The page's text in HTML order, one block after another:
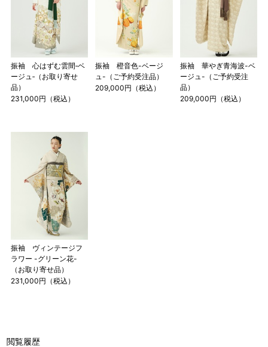
振袖 心はずむ雲間‐ベ
ージュ‐（お取り寄せ
品）
231,000円（税込）
振袖 橙音色-ベージ
ュ-（ご予約受注品）
209,000円（税込）
振袖 華やぎ青海波-ベ
ージュ-（ご予約受注
品）
209,000円（税込）
振袖 ヴィンテージフ
ラワー -グリーン花-
（お取り寄せ品）
231,000円（税込）
閲覧履歴